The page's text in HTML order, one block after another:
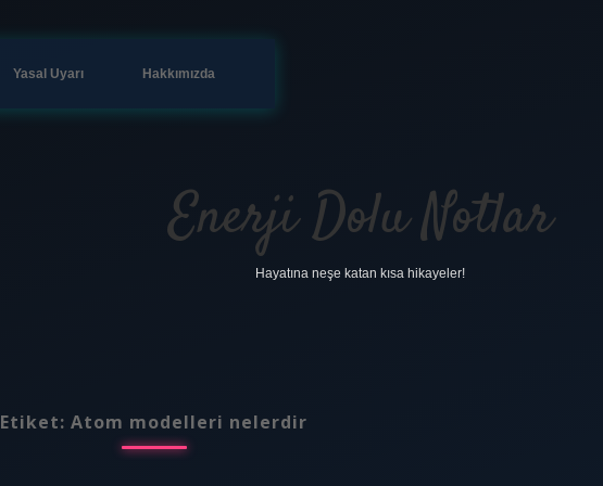
Yasal Uyarı Hakkımızda
Enerji Dolu Notlar
Hayatına neşe katan kısa hikayeler!
Etiket:Atom modelleri nelerdir